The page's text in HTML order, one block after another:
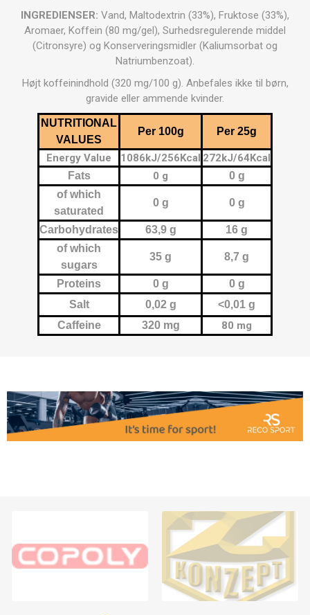
INGREDIENSER: Vand, Maltodextrin (33%), Fruktose (33%),
Aromaer, Koffein (80 mg/gel), Surhedsregulerende middel
(Citronsyre) og Konserveringsmidler (Kaliumsorbat og
Natriumbenzoat).
Højt koffeinindhold (320 mg/100 g). Anbefales ikke til børn,
gravide eller ammende kvinder.
NUTRITIONAL
VALUES
Per 100g Per 25g
Energy Value 1086kJ/256Kcal 272kJ/64Kcal
Fats 0 g
0 g
of which
saturated
0 g 0 g
Carbohydrates 63,9 g
16 g
of which
sugars
35 g 8,7 g
Proteins 0 g
0 g
Salt
0,02 g
<0,01 g
Caffeine
320 mg 80 mg